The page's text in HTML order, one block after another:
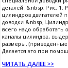
деталей. &nbsp; Рис. 1.
цилиндров двигателей
доводки &nbsp;
всего надо обработать
каналы цилиндра,
размеры, (приведенные
Делается это при
ЧИТАТЬ ДАЛЕЕ >>